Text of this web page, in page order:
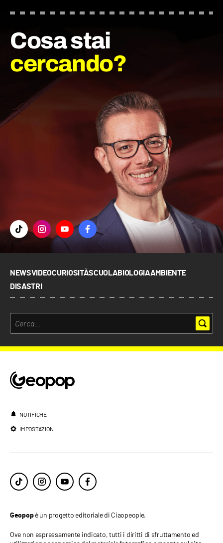
Cosa stai
cercando?
NEWSVIDEOCURIOSITÀSCUOLABIOLOGIAAMBIENTE
DISASTRI
NOTIFICHE
IMPOSTAZIONI
Geopopè un progetto editoriale di Ciaopeople.
Ove non espressamente indicato, tutti i diritti di sfruttamento ed